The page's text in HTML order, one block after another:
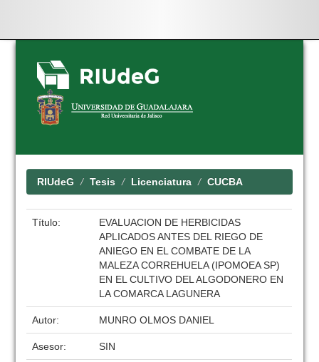
Skip
navigation
RIUdeG Tesis Licenciatura CUCBA
Título:
EVALUACION DE HERBICIDAS
APLICADOS ANTES DEL RIEGO DE
ANIEGO EN EL COMBATE DE LA
MALEZA CORREHUELA (IPOMOEA SP)
EN EL CULTIVO DEL ALGODONERO EN
LA COMARCA LAGUNERA
Autor: MUNRO OLMOS DANIEL
Asesor: SIN